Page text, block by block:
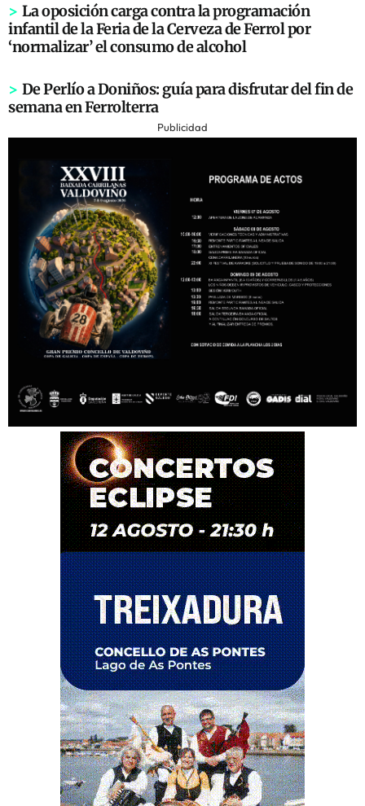
> La oposición carga contra la programación
infantil de la Feria de la Cerveza de Ferrol por
‘normalizar’ el consumo de alcohol
> De Perlío a Doniños: guía para disfrutar del fin de
semana en Ferrolterra
Publicidad